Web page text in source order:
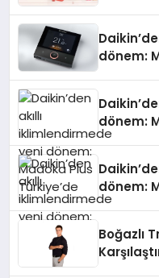
dönem:
dönem:
dönem:
Boğazlı